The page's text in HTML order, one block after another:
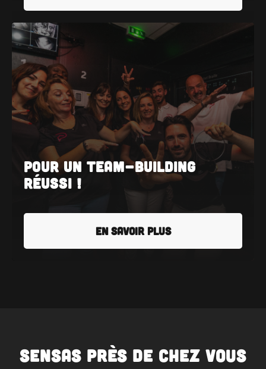
Pour un team-building
réussi !
EN SAVOIR PLUS
SENSAS près de chez vous